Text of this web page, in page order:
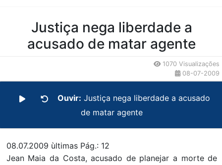
da Notícia
Justiça nega liberdade a
acusado de matar agente
1070 Visualizações
08-07-2009
Ouvir: Justiça nega liberdade a acusado
de matar agente
08.07.2009 ùltimas Pág.: 12
Jean Maia da Costa, acusado de planejar a morte de